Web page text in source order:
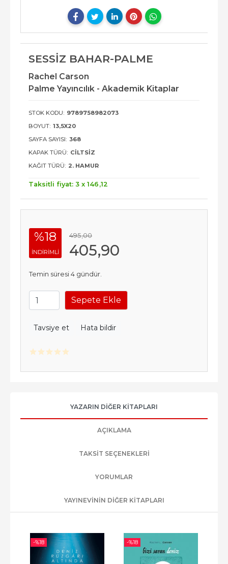
SESSİZ BAHAR-PALME
Rachel Carson
Palme Yayıncılık - Akademik Kitaplar
STOK KODU: 9789758982073
BOYUT: 13,5X20
SAYFA SAYISI: 368
KAPAK TÜRÜ: CILTSIZ
KAĞIT TÜRÜ: 2. HAMUR
Taksitli fiyat: 3 x 146 ,12
%18
INDIRIMLI
495,00
405,90
Temin süresi 4 gündür.
Sepete Ekle
Tavsiye et Hata bildir
YAZARIN DIĞER KITAPLARI
AÇIKLAMA
TAKSIT SEÇENEKLERI
YORUMLAR
YAYINEVININ DIĞER KITAPLARI
-%18 -%18